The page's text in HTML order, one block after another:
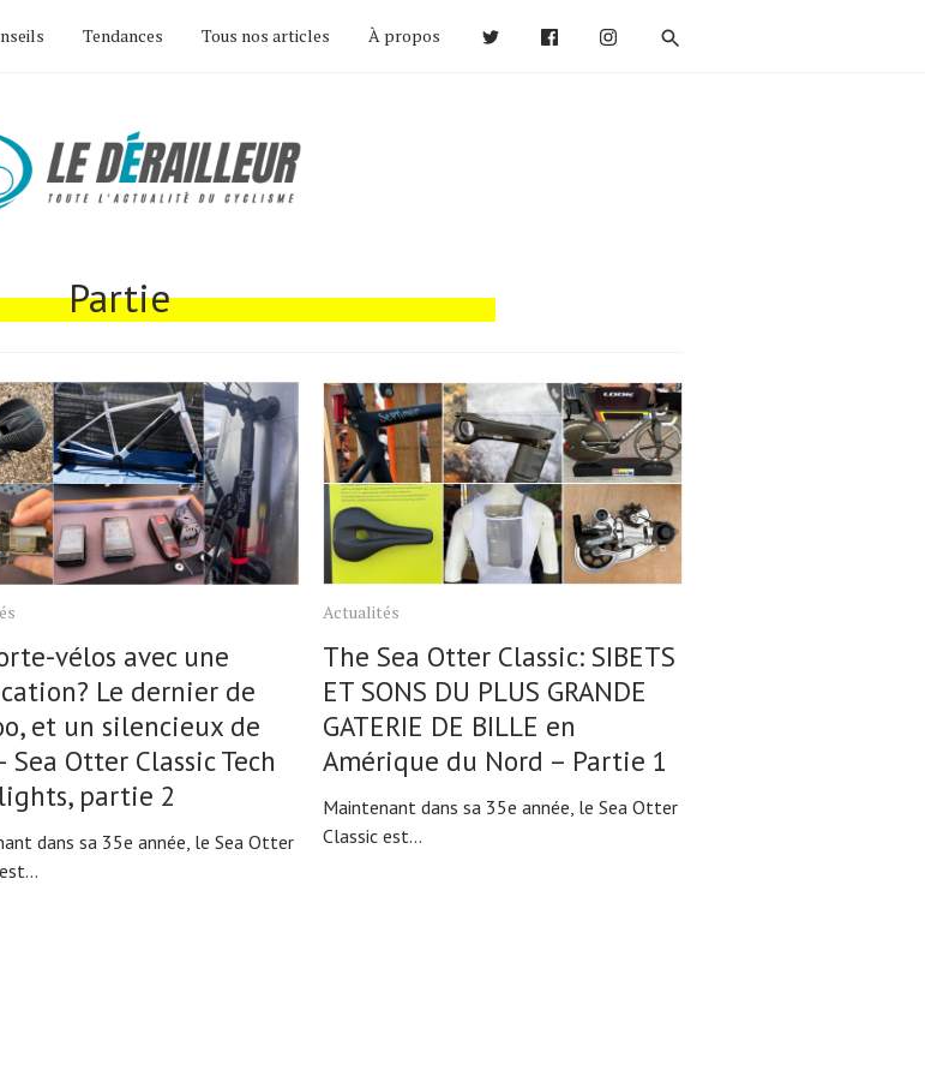
Tendances Tous nos articles À propos
Partie
vélos avec une
Le dernier de
et un silencieux de
Sea Otter Classic Tech
partie 2
dans sa 35e année, le Sea Otter
Actualités
The Sea Otter Classic: SIBETS
ET SONS DU PLUS GRANDE
GATERIE DE BILLE en
Amérique du Nord – Partie 1
Maintenant dans sa 35e année, le Sea Otter
Classic est...